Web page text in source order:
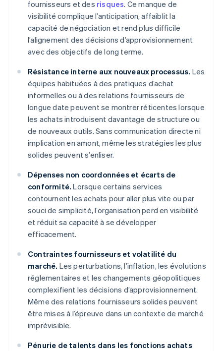
fournisseurs et des risques. Ce manque de
visibilité complique l’anticipation, affaiblit la
capacité de négociation et rend plus difficile
l’alignement des décisions d’approvisionnement
avec des objectifs de long terme.
Résistance interne aux nouveaux processus. Les
équipes habituées à des pratiques d’achat
informelles ou à des relations fournisseurs de
longue date peuvent se montrer réticentes lorsque
les achats introduisent davantage de structure ou
de nouveaux outils. Sans communication directe ni
implication en amont, même les stratégies les plus
solides peuvent s’enliser.
Dépenses non coordonnées et écarts de
conformité. Lorsque certains services
contournent les achats pour aller plus vite ou par
souci de simplicité, l’organisation perd en visibilité
et réduit sa capacité à se développer
efficacement.
Contraintes fournisseurs et volatilité du
marché. Les perturbations, l’inflation, les évolutions
réglementaires et les changements géopolitiques
complexifient les décisions d’approvisionnement.
Même des relations fournisseurs solides peuvent
être mises à l’épreuve dans un contexte de marché
imprévisible.
Pénurie de talents dans les fonctions achats